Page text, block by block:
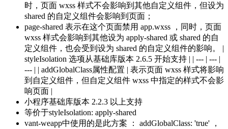
时，页面 wxss 样式不会影响到其他自定义组件，但设为
shared 的自定义组件会影响到页面；
page-shared 表示在这个页面禁用 app.wxss ，同时，页面
wxss 样式会影响到其他设为 apply-shared 或 shared 的自
定义组件，也会受到设为 shared 的自定义组件的影响。 |
styleIsolation 选项从基础库版本 2.6.5 开始支持 | | --- | --- |
--- | | addGlobalClass属性配置 | 表示页面 wxss 样式将影响
到自定义组件，但自定义组件 wxss 中指定的样式不会影
响页面 |
小程序基础库版本 2.2.3 以上支持
等价于styleIsolation: apply-shared
vant-weapp中使用的是此方案 ： addGlobalClass: 'true' ，